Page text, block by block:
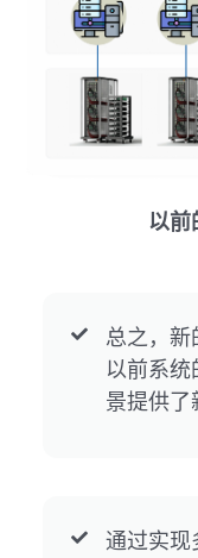
以前
总之，新
以前系
景提供了
通过实现